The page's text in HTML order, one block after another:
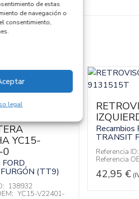
de estas
de navegación o
consentimiento,
legal
EXTERIOR
YC15-
0
FORD
(TT9)
138932
YC15-V22401-
Recambios
TRANSIT
Referencia ID:
Referencia
42,95 €